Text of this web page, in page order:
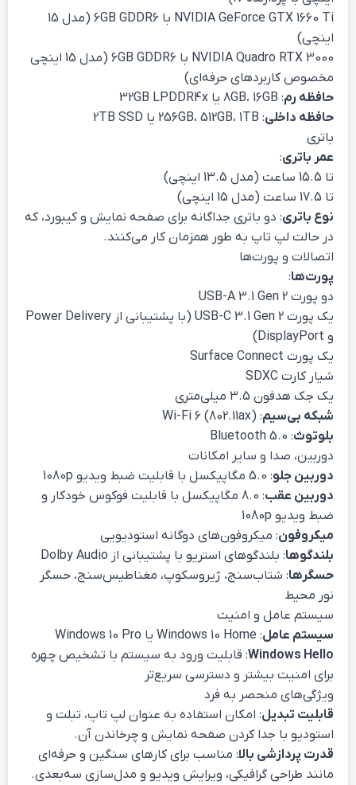
NVIDIA GeForce GTX 1660 Ti با 6GB GDDR6 (مدل 15
اینچی)
NVIDIA Quadro RTX 3000 با 6GB GDDR6 (مدل 15 اینچی
مخصوص کاربردهای حرفه‌ای)
حافظه رم: 8GB، 16GB یا 32GB LPDDR4x
حافظه داخلی: 256GB، 512GB، 1TB یا 2TB SSD
باتری
عمر باتری:
تا 15.5 ساعت (مدل 13.5 اینچی)
تا 17.5 ساعت (مدل 15 اینچی)
نوع باتری: دو باتری جداگانه برای صفحه نمایش و کیبورد، که
در حالت لپ تاپ به طور همزمان کار می‌کنند.
اتصالات و پورت‌ها
پورت‌ها:
دو پورت USB-A 3.1 Gen 2
یک پورت USB-C 3.1 Gen 2 (با پشتیبانی از Power Delivery
و DisplayPort)
یک پورت Surface Connect
شیار کارت SDXC
یک جک هدفون 3.5 میلی‌متری
شبکه بی‌سیم: Wi-Fi 6 (802.11ax)
بلوتوث: Bluetooth 5.0
دوربین، صدا و سایر امکانات
دوربین جلو: 5.0 مگاپیکسل با قابلیت ضبط ویدیو 1080p
دوربین عقب
: 8.0 مگاپیکسل با قابلیت فوکوس خودکار و
ضبط ویدیو 1080p
میکروفون: میکروفون‌های دوگانه استودیویی
بلندگوها: بلندگوهای استریو با پشتیبانی از Dolby Audio
حسگرها: شتاب‌سنج، ژیروسکوپ، مغناطیس‌سنج، حسگر
نور محیط
سیستم عامل و امنیت
سیستم عامل: Windows 10 Home یا Windows 10 Pro
Windows Hello: قابلیت ورود به سیستم با تشخیص چهره
برای امنیت بیشتر و دسترسی سریع‌تر
ویژگی‌های منحصر به فرد
قابلیت تبدیل: امکان استفاده به عنوان لپ تاپ، تبلت و
استودیو با جدا کردن صفحه نمایش و چرخاندن آن.
قدرت پردازشی بالا: مناسب برای کارهای سنگین و حرفه‌ای
مانند طراحی گرافیکی، ویرایش ویدیو و مدل‌سازی سه‌بعدی.